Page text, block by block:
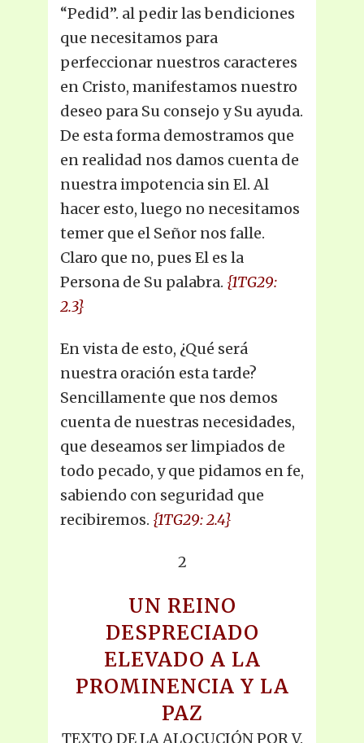
“Pedid”. al pedir las bendiciones
que necesitamos para
perfeccionar nuestros caracteres
en Cristo, manifestamos nuestro
deseo para Su consejo y Su ayuda.
De esta forma demostramos que
en realidad nos damos cuenta de
nuestra impotencia sin El. Al
hacer esto, luego no necesitamos
temer que el Señor nos falle.
Claro que no, pues El es la
Persona de Su palabra. {1TG29:
2.3}
En vista de esto, ¿Qué será
nuestra oración esta tarde?
Sencillamente que nos demos
cuenta de nuestras necesidades,
que deseamos ser limpiados de
todo pecado, y que pidamos en fe,
sabiendo con seguridad que
recibiremos. {1TG29: 2.4}
2
UN REINO
DESPRECIADO
ELEVADO A LA
PROMINENCIA Y LA
PAZ
TEXTO DE LA ALOCUCIÓN POR V.